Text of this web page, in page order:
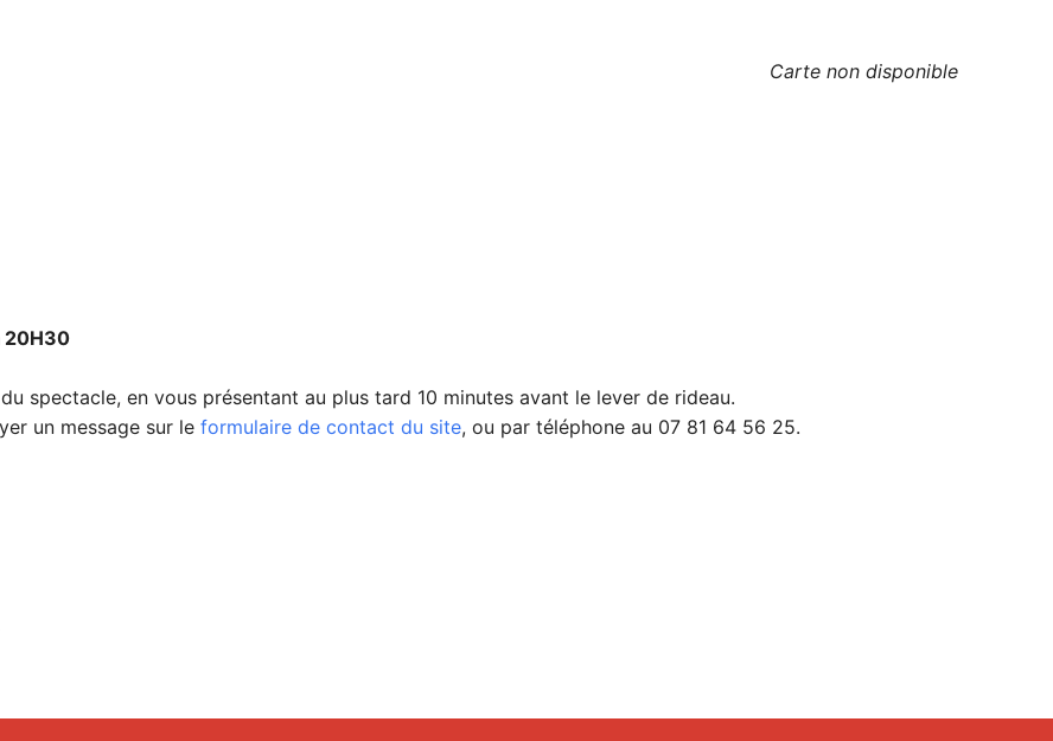
Carte non disponible
20H30
spectacle, en vous présentant au plus tard 10 minutes avant le lever de rideau.
un message sur le formulaire de contact du site, ou par téléphone au 07 81 64 56 25.